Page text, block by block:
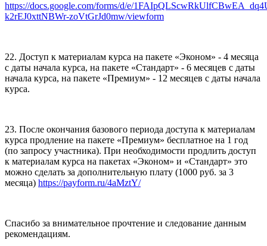
https://docs.google.com/forms/d/e/
k2rEJ0xttNBWr-zoVtGrJd0mw/viewform
22. Доступ к материалам курса на пакете «Эконом» - 4 месяца
с даты начала курса, на пакете «Стандарт» - 6 месяцев с даты
начала курса, на пакете «Премиум» - 12 месяцев с даты начала
курса.
23. После окончания базового периода доступа к материалам
курса продление на пакете «Премиум» бесплатное на 1 год
(по запросу участника). При необходимости продлить доступ
к материалам курса на пакетах «Эконом» и «Стандарт» это
можно сделать за дополнительную плату (1000 руб. за 3
месяца) https://payform.ru/4aMztY/
Спасибо за внимательное прочтение и следование данным
рекомендациям.